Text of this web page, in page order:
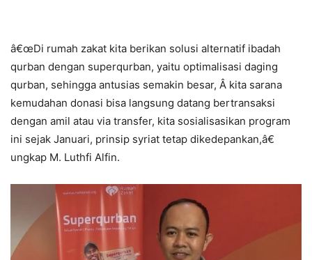
â€œDi rumah zakat kita berikan solusi alternatif ibadah
qurban dengan superqurban, yaitu optimalisasi daging
qurban, sehingga antusias semakin besar, Â kita sarana
kemudahan donasi bisa langsung datang bertransaksi
dengan amil atau via transfer, kita sosialisasikan program
ini sejak Januari, prinsip syriat tetap dikedepankan,â€
ungkap M. Luthfi Alfin.